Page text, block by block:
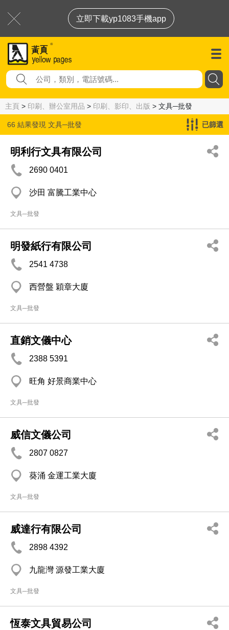
立即下載yp1083手機app
主頁 > 印刷、辦公室用品 > 印刷、影印、出版 > 文具─批發
66 結果發現 文具─批發 已篩選
明利行文具有限公司
2690 0401
沙田 富騰工業中心
文具─批發
明發紙行有限公司
2541 4738
西營盤 穎章大廈
文具─批發
直銷文儀中心
2388 5391
旺角 好景商業中心
文具─批發
威信文儀公司
2807 0827
葵涌 金運工業大廈
文具─批發
威達行有限公司
2898 4392
九龍灣 源發工業大廈
文具─批發
恆泰文具貿易公司